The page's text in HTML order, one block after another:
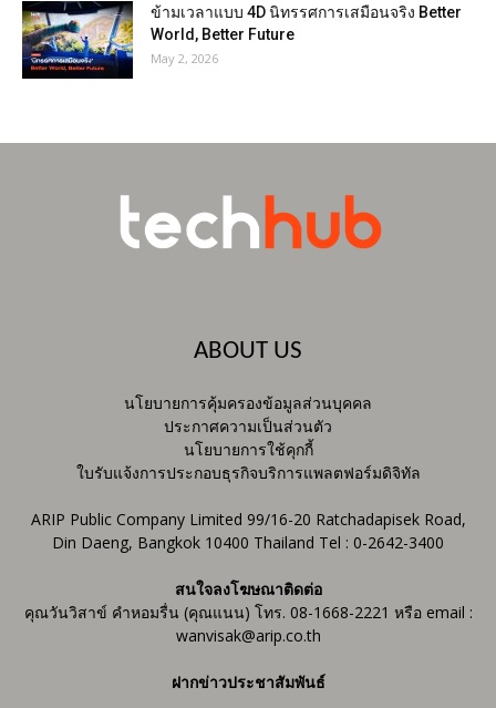
ข้ามเวลาแบบ 4D นิทรรศการเสมือนจริง Better
World, Better Future
May 2, 2026
ABOUT US
นโยบายการคุ้มครองข้อมูลส่วนบุคคล
ประกาศความเป็นส่วนตัว
นโยบายการใช้คุกกี้
ใบรับแจ้งการประกอบธุรกิจบริการแพลตฟอร์มดิจิทัล
ARIP Public Company Limited 99/16-20 Ratchadapisek Road,
Din Daeng, Bangkok 10400 Thailand Tel : 0-2642-3400
สนใจลงโฆษณาติดต่อ
คุณวันวิสาข์ คำหอมรื่น (คุณแนน) โทร. 08-1668-2221 หรือ email :
wanvisak@arip.co.th
ฝากข่าวประชาสัมพันธ์